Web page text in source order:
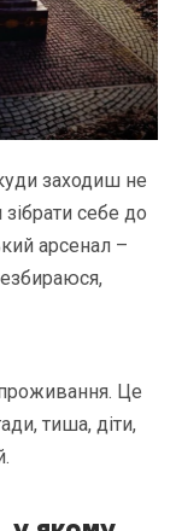
заходиш не
себе до
арсенал –
Це
тиша, діти,